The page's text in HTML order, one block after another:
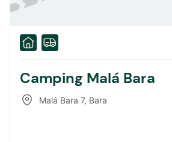
Camping Malá Bara
Malá Bara 7, Bara